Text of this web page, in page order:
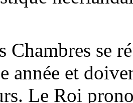
Chambres se
année et
Le Roi